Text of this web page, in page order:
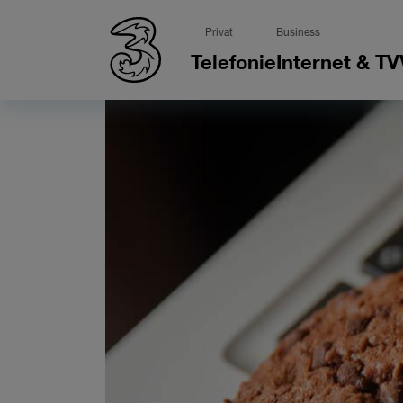
Privat Business
TelefonieInternet & TV